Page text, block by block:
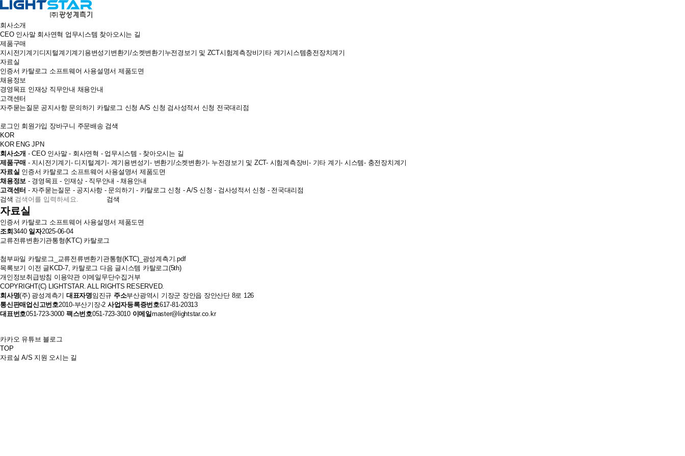
회사소개
CEO 인사말 회사연혁 업무시스템 찾아오시는 길
제품구매
지시전기계기 디지털계기계기용변성기 변환기/소켓변환기 누전경보기 및 ZCT시험계측장비기타 계기시스템충전장치계기
자료실
인증서 카탈로그 소프트웨어 사용설명서 제품도면
채용정보
경영목표 인재상 직무안내 채용안내
고객센터
자주묻는질문 공지사항 문의하기 카탈로그 신청 A/S 신청 검사성적서 신청 전국대리점
로그인 회원가입 장바구니 주문배송 검색
KOR
KOR ENG JPN
회사소개 - CEO 인사말 - 회사연혁 - 업무시스템 - 찾아오시는 길
제품구매 - 지시전기계기- 디지털계기- 계기용변성기- 변환기/소켓변환기- 누전경보기 및 ZCT- 시험계측장비- 기타 계기- 시스템- 충전장치계기
자료실 인증서 카탈로그 소프트웨어 사용설명서 제품도면
채용정보 - 경영목표 - 인재상 - 직무안내 - 채용안내
고객센터 - 자주묻는질문 - 공지사항 - 문의하기 - 카탈로그 신청 - A/S 신청 - 검사성적서 신청 - 전국대리점
검색
검색
자료실
인증서 카탈로그 소프트웨어 사용설명서 제품도면
조회 3440 일자2025-06-04
교류전류변환기관통형(KTC) 카탈로그
첨부파일 카탈로그_교류전류변환기관통형(KTC)_광성계측기.pdf
목록보기 이전 글 KCD-7, 카탈로그 다음 글시스템 카탈로그(5th)
개인정보취급방침 이용약관 이메일무단수집거부
COPYRIGHT(C) LIGHTSTAR. ALL RIGHTS RESERVED.
회사명(주) 광성계측기 대표자명임진규 주소부산광역시 기장군 장안읍 장안산단 8로 126
통신판매업신고번호2010-부산기장-2 사업자등록증번호617-81-20313
대표번호051-723-3000 팩스번호051-723-3010 이메일master@lightstar.co.kr
카카오 유튜브 블로그
TOP
자료실 A/S 지원 오시는 길